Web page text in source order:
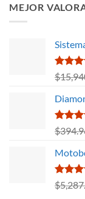
MEJOR
con
de 5
$
con
de 5
$
con
$